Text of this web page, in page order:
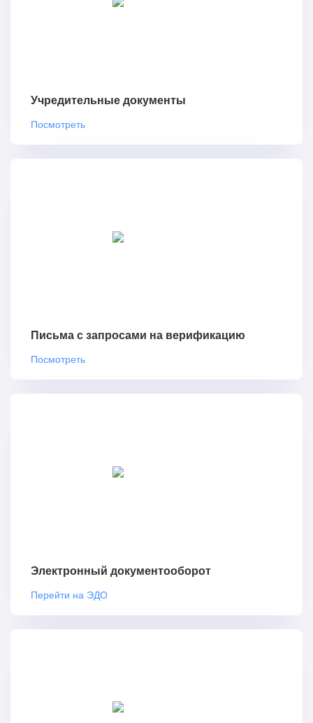
Учредительные документы
Посмотреть
Письма с запросами на верификацию
Посмотреть
Электронный документооборот
Перейти на ЭДО